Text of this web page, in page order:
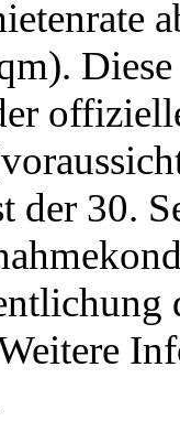
der 30.